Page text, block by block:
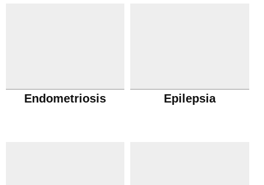
Endometriosis Epilepsia